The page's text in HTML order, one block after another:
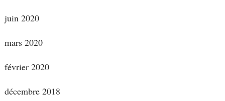
juin 2020
mars 2020
février 2020
décembre 2018